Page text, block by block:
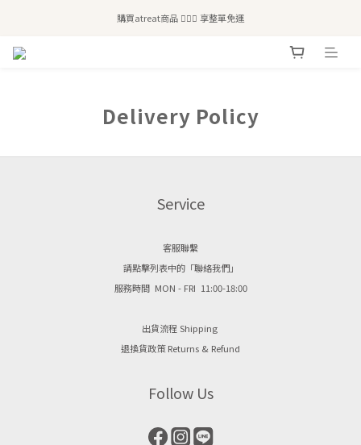
全站滿$2,500免運｜6/30前 含新品滿$1,300超取免運
購買atreat商品 💆🏻‍♀️ 享整單免運
Delivery Policy
Service
客服聯繫
請點擊列表中的「聯絡我們」
服務時間 MON - FRI 11:00-18:00
出貨流程 Shipping
退換貨政策 Returns & Refund
Follow Us